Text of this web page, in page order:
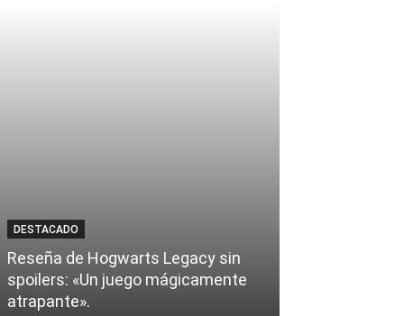
DESTACADO
Reseña de Hogwarts Legacy sin
spoilers: «Un juego mágicamente
atrapante».